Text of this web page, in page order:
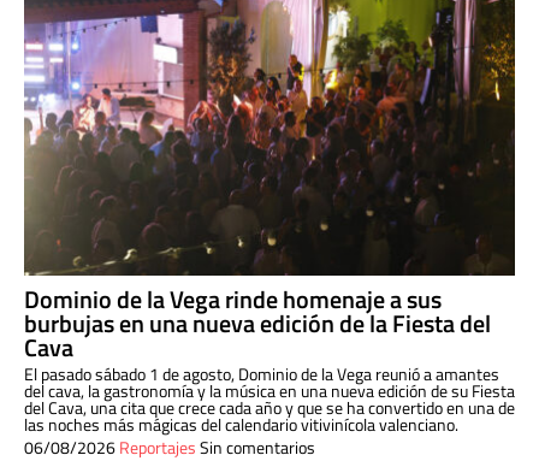
Dominio de la Vega rinde homenaje a sus
burbujas en una nueva edición de la Fiesta del
Cava
El pasado sábado 1 de agosto, Dominio de la Vega reunió a amantes
del cava, la gastronomía y la música en una nueva edición de su Fiesta
del Cava, una cita que crece cada año y que se ha convertido en una de
las noches más mágicas del calendario vitivinícola valenciano.
06/08/2026ReportajesSin comentarios